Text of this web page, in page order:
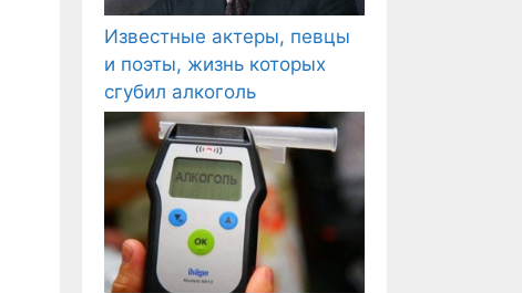
Известные актеры, певцы
и поэты, жизнь которых
сгубил алкоголь